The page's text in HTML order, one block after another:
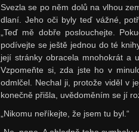
Svezla se po něm dolů na vlhou
dlaní. Jeho oči byly teď vážné,
„Teď mě dobře poslouchejte.
podívejte se ještě jednou do té
její stránky obracela mnohokrát a
Vzpomeňte si, zda jste ho v
odmlčel. Nechal ji, protože viděl v
konečně přišla, uvědoměním se jí
„Nikomu neříkejte, že jsem tu byl.“